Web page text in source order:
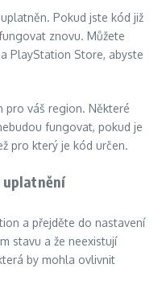
Pokud jste kód již
znovu. Můžete
PlayStation Store, abyste
pro váš region. Některé
fungovat, pokud je
pro který je kód určen.
uplatnění
a přejděte do nastavení
stavu a že neexistují
by mohla ovlivnit